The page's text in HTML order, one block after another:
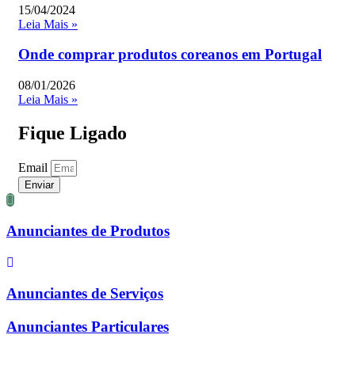
15/04/2024
Leia Mais »
Onde comprar produtos coreanos em Portugal
08/01/2026
Leia Mais »
Fique Ligado
Email
Enviar
Anunciantes de Produtos
Anunciantes de Serviços
Anunciantes Particulares